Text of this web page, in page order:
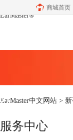
商城首页
EarMaster®
EarMaster中文网站 >
服务中心